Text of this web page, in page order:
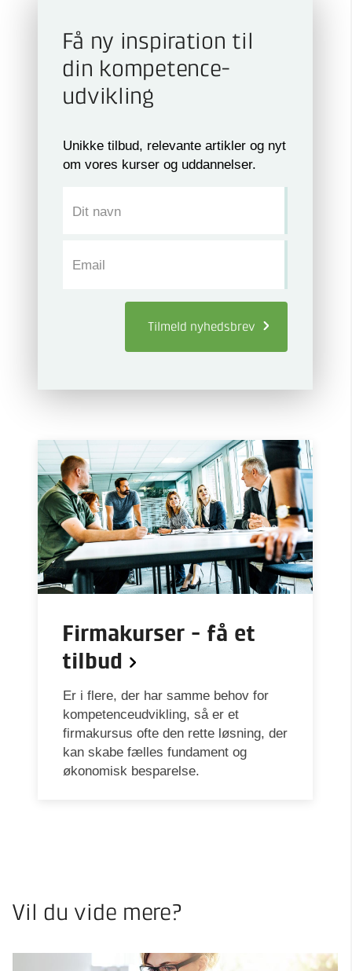
Få ny inspiration til
din kompetence­
udvikling
Unikke tilbud, relevante artikler og nyt
om vores kurser og uddannelser.
Dit navn
Email
Tilmeld nyhedsbrev
Firmakurser - få et
tilbud
Er i flere, der har samme behov for
kompetenceudvikling, så er et
firmakursus ofte den rette løsning, der
kan skabe fælles fundament og
økonomisk besparelse.
Vil du vide mere?